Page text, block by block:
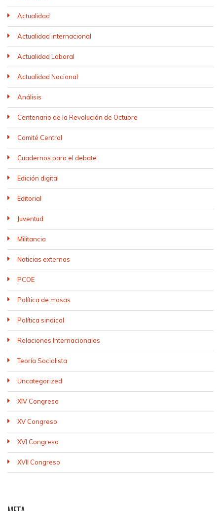
Actualidad
Actualidad internacional
Actualidad Laboral
Actualidad Nacional
Análisis
Centenario de la Revolución de Octubre
Comité Central
Cuadernos para el debate
Edición digital
Editorial
Juventud
Militancia
Noticias externas
PCOE
Política de masas
Política sindical
Relaciones Internacionales
Teoría Socialista
Uncategorized
XIV Congreso
XV Congreso
XVI Congreso
XVII Congreso